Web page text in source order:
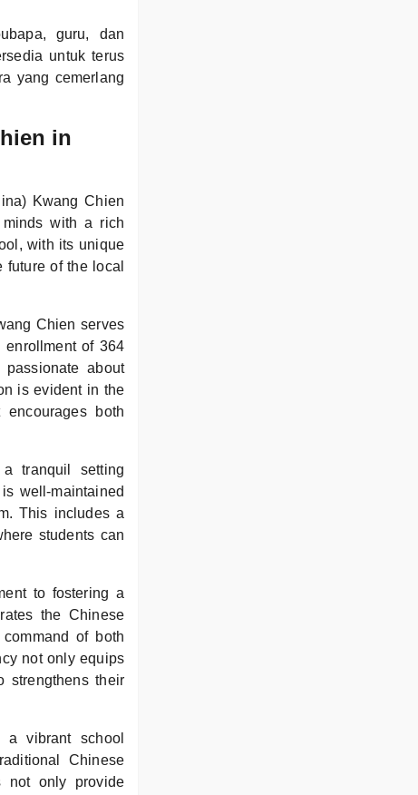
guru, dan
untuk terus
yang cemerlang
in
Kwang Chien
with a rich
with its unique
of the local
Chien serves
of 364
about
is evident in the
both
tranquil setting
well-maintained
This includes a
students can
to fostering a
the Chinese
of both
not only equips
strengthens their
a vibrant school
Chinese
not only provide